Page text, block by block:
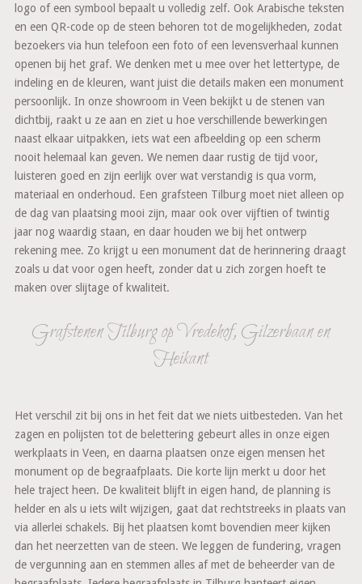
logo of een symbool bepaalt u volledig zelf. Ook Arabische teksten
en een QR-code op de steen behoren tot de mogelijkheden, zodat
bezoekers via hun telefoon een foto of een levensverhaal kunnen
openen bij het graf. We denken met u mee over het lettertype, de
indeling en de kleuren, want juist die details maken een monument
persoonlijk. In onze showroom in Veen bekijkt u de stenen van
dichtbij, raakt u ze aan en ziet u hoe verschillende bewerkingen
naast elkaar uitpakken, iets wat een afbeelding op een scherm
nooit helemaal kan geven. We nemen daar rustig de tijd voor,
luisteren goed en zijn eerlijk over wat verstandig is qua vorm,
materiaal en onderhoud. Een grafsteen Tilburg moet niet alleen op
de dag van plaatsing mooi zijn, maar ook over vijftien of twintig
jaar nog waardig staan, en daar houden we bij het ontwerp
rekening mee. Zo krijgt u een monument dat de herinnering draagt
zoals u dat voor ogen heeft, zonder dat u zich zorgen hoeft te
maken over slijtage of kwaliteit.
Grafstenen Tilburg op Vredehof, Gilzerbaan en
Heikant
Het verschil zit bij ons in het feit dat we niets uitbesteden. Van het
zagen en polijsten tot de belettering gebeurt alles in onze eigen
werkplaats in Veen, en daarna plaatsen onze eigen mensen het
monument op de begraafplaats. Die korte lijn merkt u door het
hele traject heen. De kwaliteit blijft in eigen hand, de planning is
helder en als u iets wilt wijzigen, gaat dat rechtstreeks in plaats van
via allerlei schakels. Bij het plaatsen komt bovendien meer kijken
dan het neerzetten van de steen. We leggen de fundering, vragen
de vergunning aan en stemmen alles af met de beheerder van de